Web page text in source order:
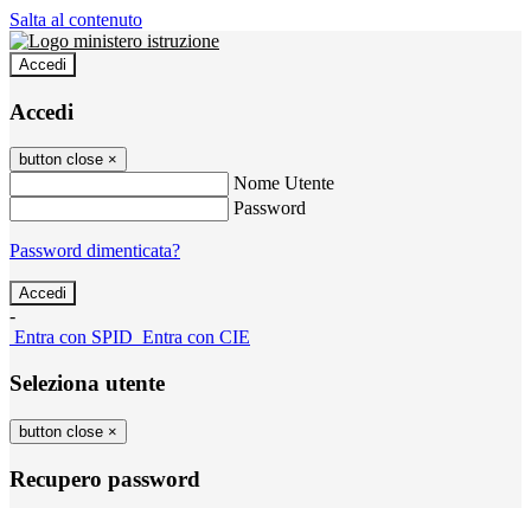
Salta al contenuto
Accedi
Accedi
button close ×
Nome Utente
Password
Password dimenticata?
-
Entra con SPID Entra con CIE
Seleziona utente
button close ×
Recupero password